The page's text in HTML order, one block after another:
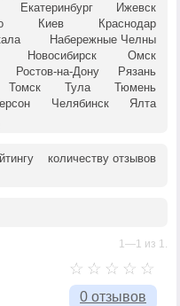
Екатеринбург
Ижевск
Киев
Краснодар
Набережные Челны
Новосибирск
Омск
Ростов-на-Дону
Рязань
Томск Тула Тюмень
Челябинск
Ялта
количеству отзывов
1—1 из 1.
0 отзывов